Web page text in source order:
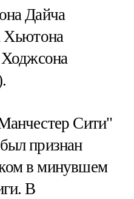
Дайча
Хьютона
Сити"
признан
в минувшем
В